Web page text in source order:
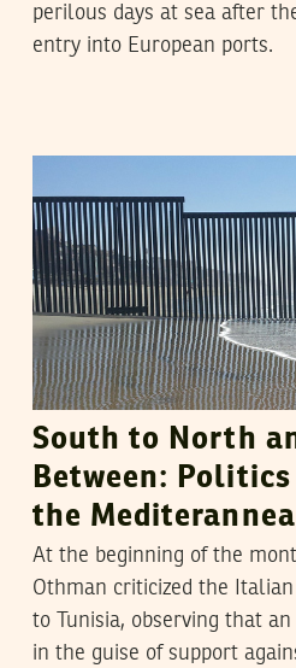
perilous days at sea after
entry into European ports.
South to North
Between:
the
At the beginning of the
Othman criticized the
to Tunisia, observing that
in the guise of support